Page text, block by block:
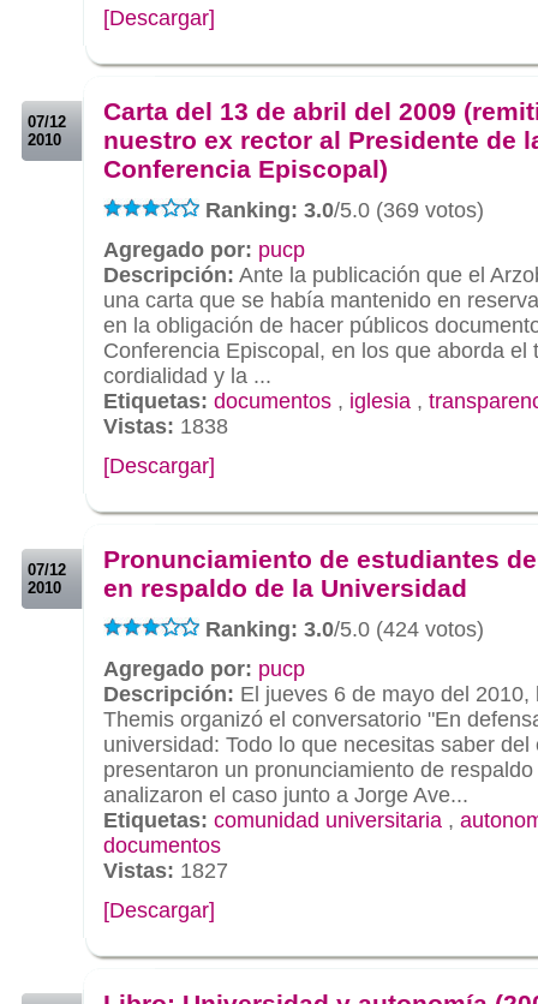
[Descargar]
07/12
2010
Carta del 13 de abril del 2009
nuestro ex rector al Presidente de
Conferencia Episcopal)
Ranking: 3.0/5.0 (369 votos)
Agregado por: pucp
Descripción: Ante la publicación que el
una carta que se había mantenido en
en la obligación de hacer públicos
Conferencia Episcopal, en los que aborda el
cordialidad y la ...
Etiquetas: documentos , iglesia ,
Vistas: 1838
[Descargar]
07/12
2010
Pronunciamiento de estudiantes
en respaldo de la Universidad
Ranking: 3.0/5.0 (424 votos)
Agregado por: pucp
Descripción: El jueves 6 de mayo del 2010,
Themis organizó el conversatorio "En
universidad: Todo lo que necesitas saber
presentaron un pronunciamiento de
analizaron el caso junto a Jorge Ave...
Etiquetas: comunidad universitaria ,
documentos
Vistas: 1827
[Descargar]